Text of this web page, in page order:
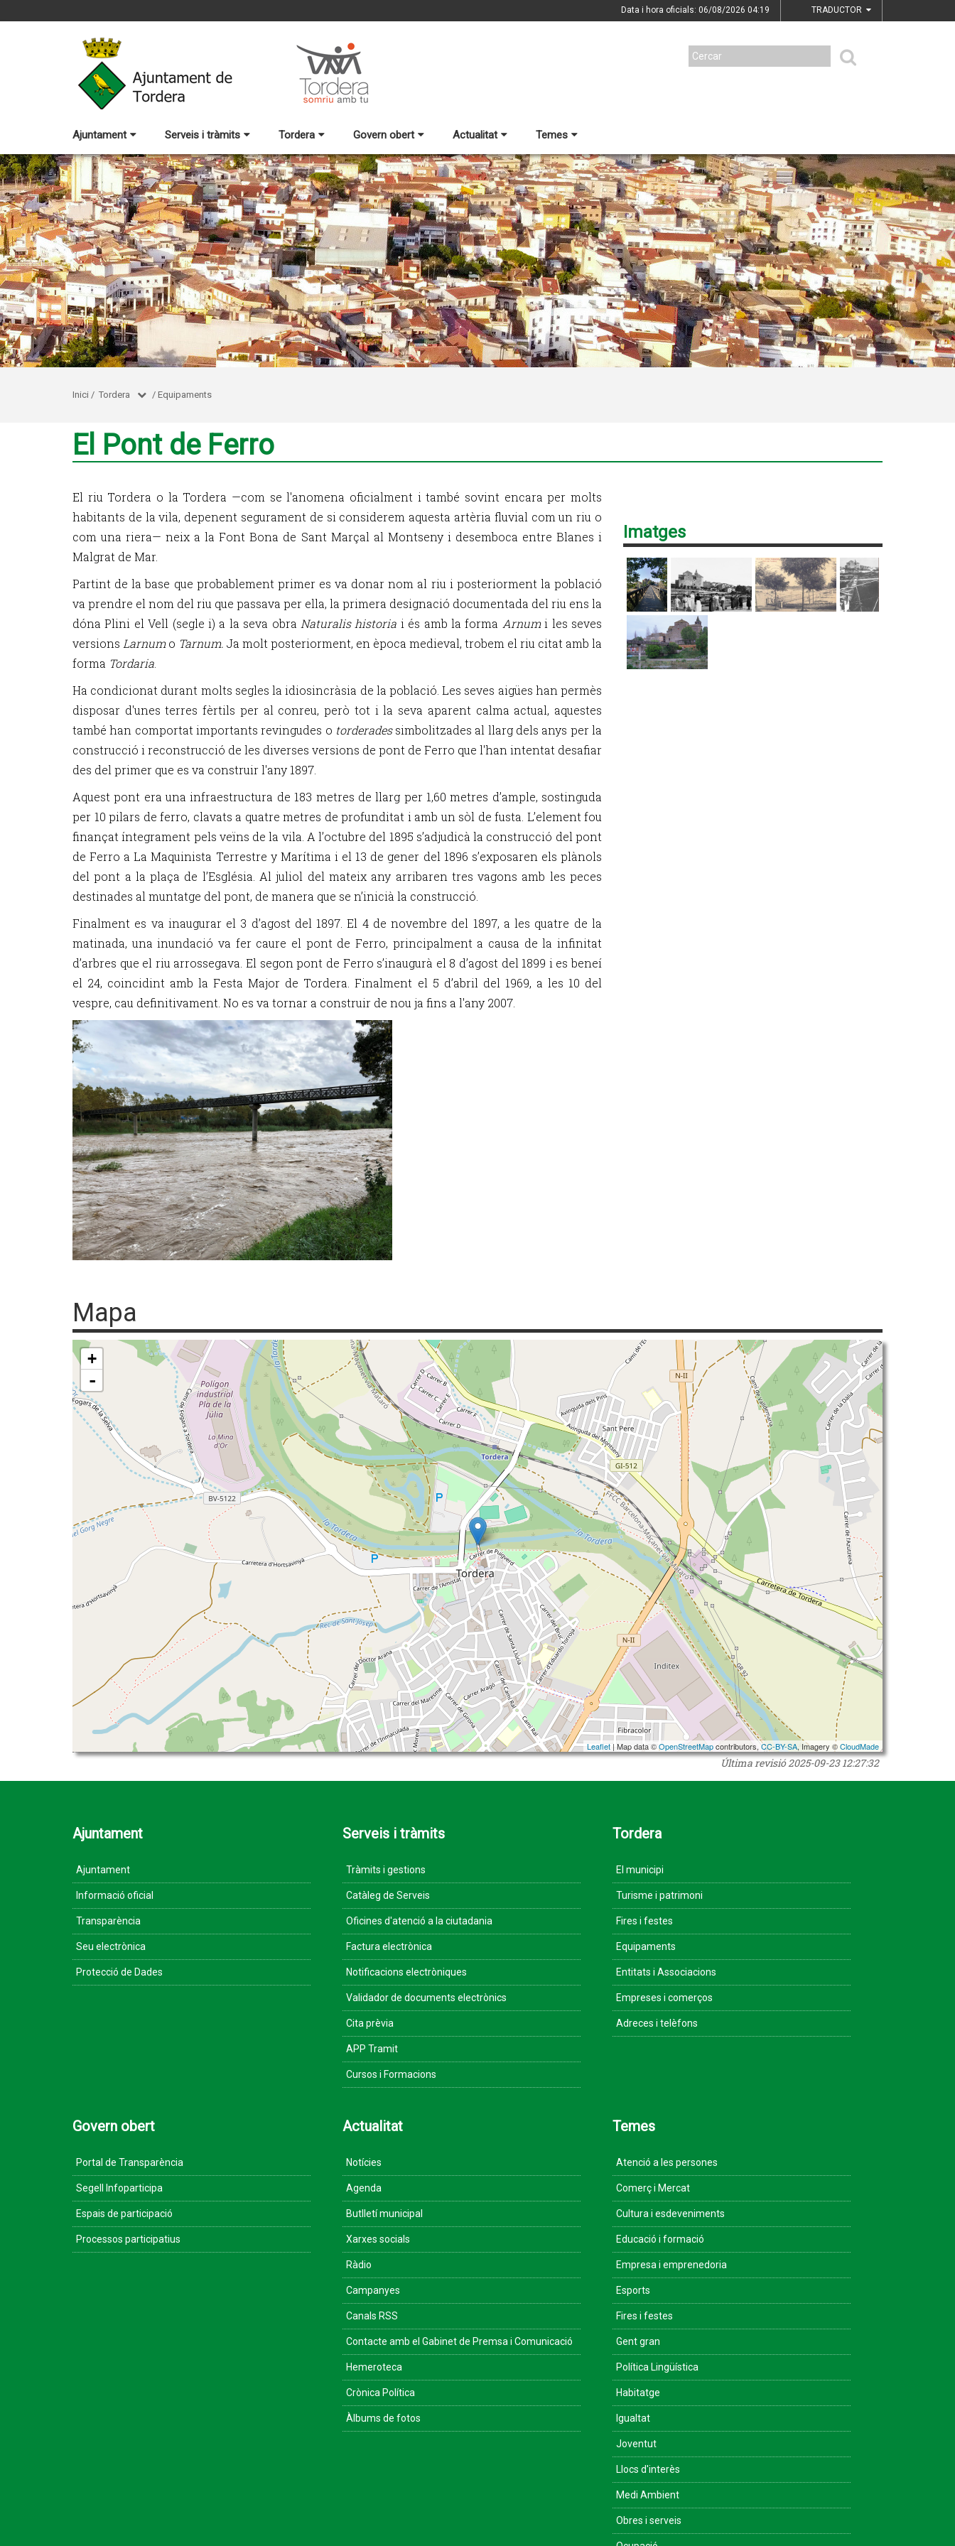
Data i hora oficials: 06/08/2026 04:19 TRADUCTOR
Ajuntament Serveis i tràmits Tordera Govern obert Actualitat Temes
Inici / Tordera / Equipaments
El Pont de Ferro
El riu Tordera o la Tordera —com se l'anomena oficialment i també sovint encara per molts
habitants de la vila, depenent segurament de si considerem aquesta artèria fluvial com un riu o
com una riera— neix a la Font Bona de Sant Marçal al Montseny i desemboca entre Blanes i
Malgrat de Mar.
Partint de la base que probablement primer es va donar nom al riu i posteriorment la població
va prendre el nom del riu que passava per ella, la primera designació documentada del riu ens la
dóna Plini el Vell (segle i) a la seva obra Naturalis historia i és amb la forma Arnumi les seves
versions Larnumo Tarnum. Ja molt posteriorment, en època medieval, trobem el riu citat amb la
forma Tordaria
Ha condicionat durant molts segles la idiosincràsia de la població. Les seves aigües han permès
disposar d'unes terres fèrtils per al conreu, però tot i la seva aparent calma actual, aquestes
també han comportat importants revingudes o torderadessimbolitzades al llarg dels anys per la
construcció i reconstrucció de les diverses versions de pont de Ferro que l'han intentat desafiar
des del primer que es va construir l'any 1897.
Aquest pont era una infraestructura de 183 metres de llarg per 1,60 metres d’ample, sostinguda
per 10 pilars de ferro, clavats a quatre metres de profunditat i amb un sòl de fusta. L’element fou
finançat íntegrament pels veïns de la vila. A l’octubre del 1895 s’adjudicà la construcció del pont
de Ferro a La Maquinista Terrestre y Marítima i el 13 de gener del 1896 s’exposaren els plànols
del pont a la plaça de l’Església. Al juliol del mateix any arribaren tres vagons amb les peces
destinades al muntatge del pont, de manera que se n’inicià la construcció.
Finalment es va inaugurar el 3 d’agost del 1897. El 4 de novembre del 1897, a les quatre de la
matinada, una inundació va fer caure el pont de Ferro, principalment a causa de la infinitat
d’arbres que el riu arrossegava. El segon pont de Ferro s’inaugurà el 8 d’agost del 1899 i es beneí
el 24, coincidint amb la Festa Major de Tordera. Finalment el 5 d’abril del 1969, a les 10 del
vespre, cau definitivament. No es va tornar a construir de nou ja fins a l'any 2007.
Imatges
Mapa
+
-
Leaflet | Map data ©OpenStreetMapcontributors, CC-BY-SA, Imagery ©CloudMade
Última revisió2025-09-23 12:27:32
Ajuntament
Ajuntament
Informació oficial
Transparència
Seu electrònica
Protecció de Dades
Serveis i tràmits
Tràmits i gestions
Catàleg de Serveis
Oficines d'atenció a la ciutadania
Factura electrònica
Notificacions electròniques
Validador de documents electrònics
Cita prèvia
APP Tramit
Cursos i Formacions
Tordera
El municipi
Turisme i patrimoni
Fires i festes
Equipaments
Entitats i Associacions
Empreses i comerços
Adreces i telèfons
Govern obert
Portal de Transparència
Segell Infoparticipa
Espais de participació
Processos participatius
Actualitat
Notícies
Agenda
Butlletí municipal
Xarxes socials
Ràdio
Campanyes
Canals RSS
Contacte amb el Gabinet de Premsa i Comunicació
Hemeroteca
Crònica Política
Àlbums de fotos
Temes
Atenció a les persones
Comerç i Mercat
Cultura i esdeveniments
Educació i formació
Empresa i emprenedoria
Esports
Fires i festes
Gent gran
Política Lingüística
Habitatge
Igualtat
Joventut
Llocs d'interès
Medi Ambient
Obres i serveis